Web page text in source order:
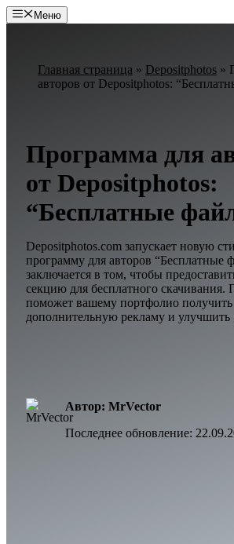
Перейти
к
Меню
Главная страница » Depositphotos »
авторов от Depositphotos:
Программа для
от Depositphotos:
“Бесплатные
Depositphotos.com запускает новую
программу для авторов “Бесплатные
заключается в том, чтобы
секцию для бесплатного скачивания.
поможет вашему портфолио получить
дополнительную рекламу и
Автор: MrVector
Последнее обновление: